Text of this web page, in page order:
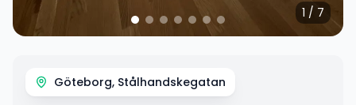
1 / 7
Göteborg, Stålhandskegatan